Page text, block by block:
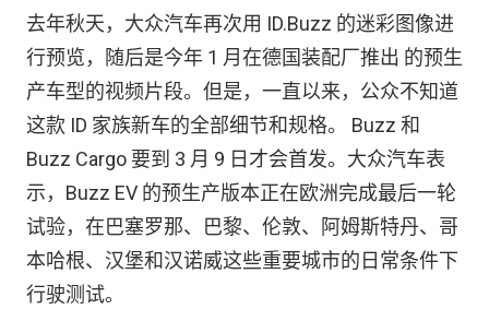
去年秋天，大众汽车再次用 ID.Buzz 的迷彩图像进
行预览，随后是今年 1 月在德国装配厂推出 的预生
产车型的视频片段。但是，一直以来，公众不知道
这款 ID 家族新车的全部细节和规格。 Buzz 和
Buzz Cargo 要到 3 月 9 日才会首发。大众汽车表
示，Buzz EV 的预生产版本正在欧洲完成最后一轮
试验，在巴塞罗那、巴黎、伦敦、阿姆斯特丹、哥
本哈根、汉堡和汉诺威这些重要城市的日常条件下
行驶测试。